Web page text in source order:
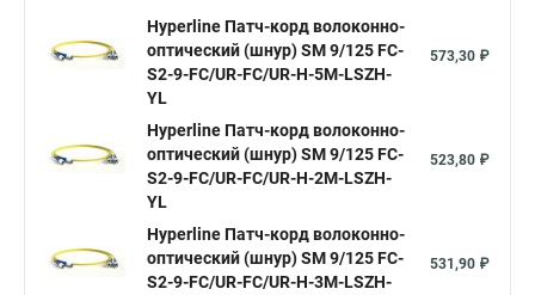
Hyperline Патч-корд волоконно-
оптический (шнур) SM 9/125 FC-
S2-9-FC/UR-FC/UR-H-5M-LSZH-
YL
573,30 ₽
Hyperline Патч-корд волоконно-
оптический (шнур) SM 9/125 FC-
S2-9-FC/UR-FC/UR-H-2M-LSZH-
YL
523,80 ₽
Hyperline Патч-корд волоконно-
оптический (шнур) SM 9/125 FC-
S2-9-FC/UR-FC/UR-H-3M-LSZH-
531,90 ₽